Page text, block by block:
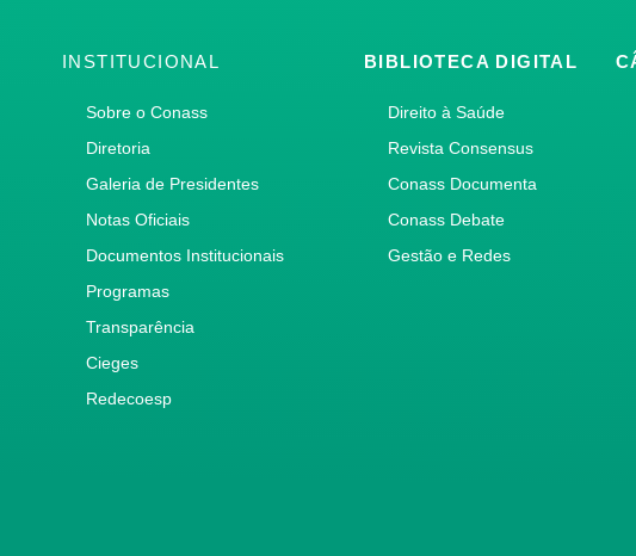
INSTITUCIONAL
Sobre o Conass
Diretoria
Galeria de Presidentes
Notas Oficiais
Documentos Institucionais
Programas
Transparência
Cieges
Redecoesp
BIBLIOTECA DIGITAL
Direito à Saúde
Revista Consensus
Conass Documenta
Conass Debate
Gestão e Redes